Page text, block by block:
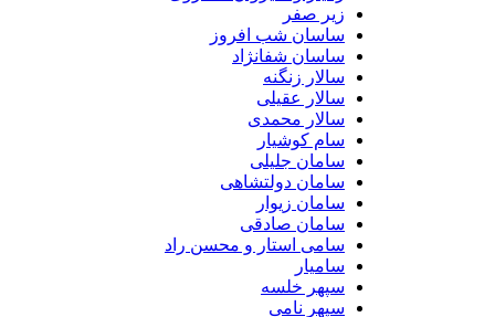
زیر صفر
ساسان شب افروز
ساسان شفانژاد
سالار زنگنه
سالار عقیلی
سالار محمدی
سام کوشیار
سامان جلیلی
سامان دولتشاهی
سامان زیوار
سامان صادقی
سامی استار و محسن راد
سامیار
سپهر خلسه
سپهر نامی